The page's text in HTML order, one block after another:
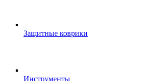
Защитные коврики
Инструменты